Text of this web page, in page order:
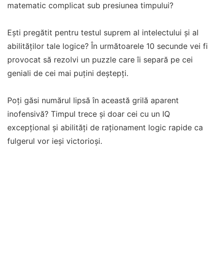
matematic complicat sub presiunea timpului?
Ești pregătit pentru testul suprem al intelectului și al
abilităților tale logice? În următoarele 10 secunde vei fi
provocat să rezolvi un puzzle care îi separă pe cei
geniali de cei mai puțini deștepți.
Poți găsi numărul lipsă în această grilă aparent
inofensivă? Timpul trece și doar cei cu un IQ
excepțional și abilități de raționament logic rapide ca
fulgerul vor ieși victorioși.